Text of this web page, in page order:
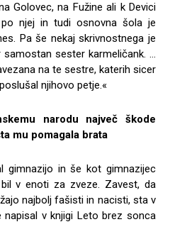
Golovec, na Fužine ali k Devici
njej in tudi osnovna šola je
Pa še nekaj skrivnostnega je
sester karmeličank. …
na te sestre, katerih sicer
njihovo petje.«
narodu največ škode
mu pomagala brata
gimnazijo in še kot gimnazijec
v enoti za zveze. Zavest, da
najbolj fašisti in nacisti, sta v
napisal v knjigi Leto brez sonca